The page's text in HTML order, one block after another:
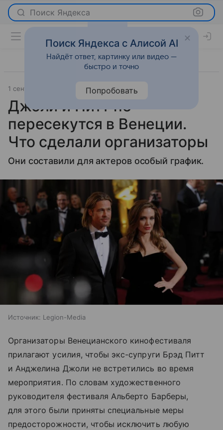
Поиск Яндекса
1 сентября 2024 РБК Life Светская жизнь
Джоли и Питт не
пересекутся в Венеции.
Что сделали организаторы
Они составили для актеров особый график.
Источник: Legion-Media
Организаторы Венецианского кинофестиваля
прилагают усилия, чтобы экс-супруги Брэд Питт
и Анджелина Джоли не встретились во время
мероприятия. По словам художественного
руководителя фестиваля Альберто Барберы,
для этого были приняты специальные меры
предосторожности, чтобы исключить любую
Поиск Яндекса с Алисой AI
Найдёт ответ, картинку или видео —
быстро и точно
Попробовать